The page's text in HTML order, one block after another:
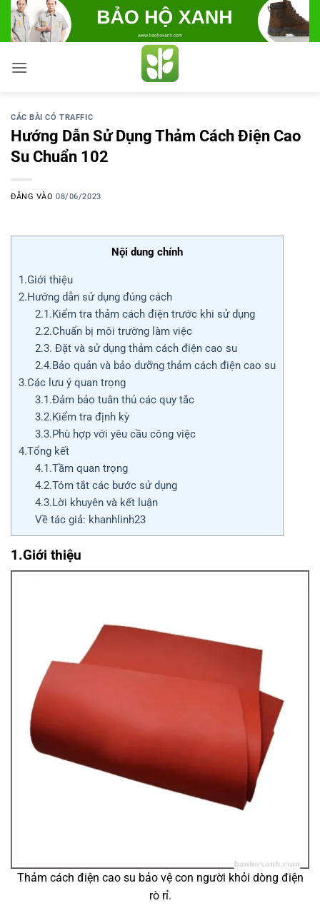
Bỏ
qua
nội
dung
CÁC BÀI CÓ TRAFFIC
Hướng Dẫn Sử Dụng Thảm Cách Điện Cao
Su Chuẩn 102
ĐĂNG VÀO08/06/2023
Nội dung chính
1.Giới thiệu
2.Hướng dẫn sử dụng đúng cách
2.1.Kiểm tra thảm cách điện trước khi sử dụng
2.2.Chuẩn bị môi trường làm việc
2.3. Đặt và sử dụng thảm cách điện cao su
2.4.Bảo quản và bảo dưỡng thảm cách điện cao su
3.Các lưu ý quan trọng
3.1.Đảm bảo tuân thủ các quy tắc
3.2.Kiểm tra định kỳ
3.3.Phù hợp với yêu cầu công việc
4.Tổng kết
4.1.Tầm quan trọng
4.2.Tóm tắt các bước sử dụng
4.3.Lời khuyên và kết luận
Về tác giả: khanhlinh23
1.Giới thiệu
Thảm cách điện cao su bảo vệ con người khỏi dòng điện
rò rỉ.